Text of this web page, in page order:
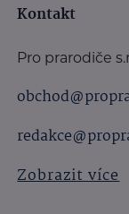
Kontakt
Pro prarodiče
Zobrazit více